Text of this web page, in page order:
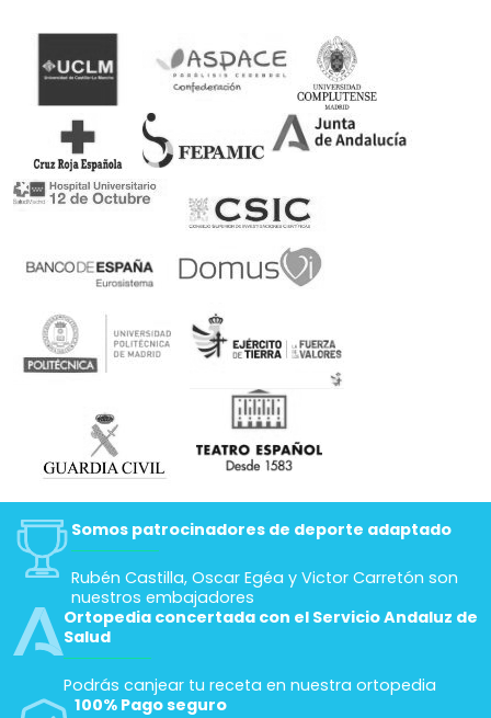
Somos patrocinadores de deporte adaptado
Rubén Castilla, Oscar Egéa y Victor Carretón son
nuestros embajadores
Ortopedia concertada con el Servicio Andaluz de
Salud
Podrás canjear tu receta en nuestra ortopedia
100% Pago seguro